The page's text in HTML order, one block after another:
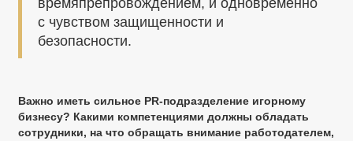
времяпрепровождением, и одновременно
с чувством защищенности и
безопасности.
Важно иметь сильное PR-подразделение игорному
бизнесу? Какими компетенциями должны обладать
сотрудники, на что обращать внимание работодателем,